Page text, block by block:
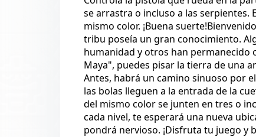
se arrastra o incluso a las serpientes.
mismo color. ¡Buena
tribu poseía un gran conocimiento.
humanidad y otros han permanecido
Maya", puedes pisar la tierra de una
Antes, habrá un camino sinuoso por
las bolas lleguen a la entrada de la
del mismo color se junten en tres o
cada nivel, te esperará una nueva
pondrá nervioso. ¡Disfruta tu juego y